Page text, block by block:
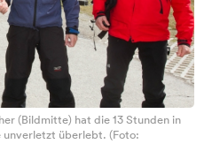
(Bildmitte) hat die 13 Stunden in
überlebt. (Foto: